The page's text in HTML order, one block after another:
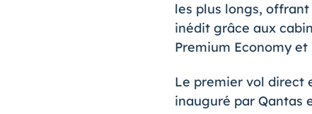
les plus longs,
inédit grâce aux
Premium Economy
Le premier vol direct
inauguré par Qantas